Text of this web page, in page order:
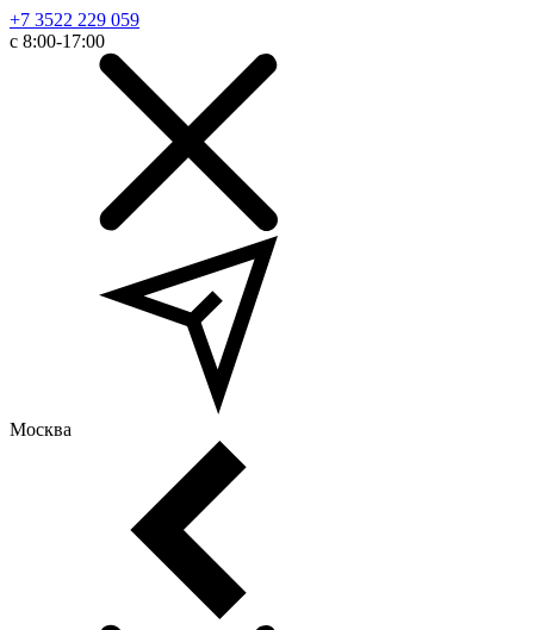
+7 3522 229 059
с 8:00-17:00
Москва